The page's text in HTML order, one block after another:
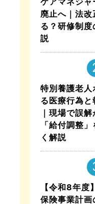
廃止へ｜法
る？研修制
説
特別養護老
る医療行為
｜現場で誤
「給付調整
く解説
【令和8年度
保険事業計